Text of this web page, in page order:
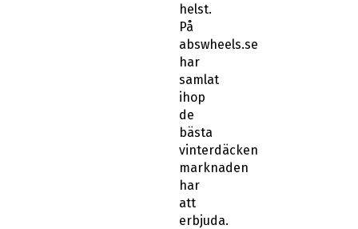
helst.
På
abswheels.se
har
samlat
ihop
de
bästa
vinterdäcken
marknaden
har
att
erbjuda.